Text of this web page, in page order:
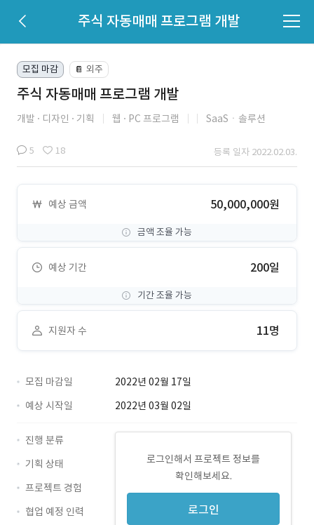
주식 자동매매 프로그램 개발
모집 마감 📔 외주
주식 자동매매 프로그램 개발
개발 디자인 기획 웹 PC 프로그램 SaaSㆍ솔루션
5 18 등록 일자 2022.02.03.
예상 금액 50,000,000원
금액 조율 가능
예상 기간 200일
기간 조율 가능
지원자 수 11명
모집 마감일
2022년 02월 17일
예상 시작일
2022년 03월 02일
로그인해서 프로젝트 정보를
확인해보세요.
로그인
진행 분류
기획 상태
프로젝트 경험
협업 예정 인력